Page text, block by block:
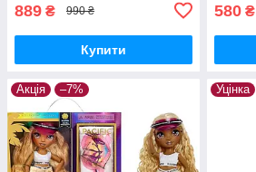
889 ₴ 990 ₴
Купити
580 ₴
Акція –7% Уцінка